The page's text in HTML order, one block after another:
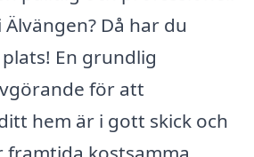
Då har du
En grundlig
för att
hem är i gott skick och